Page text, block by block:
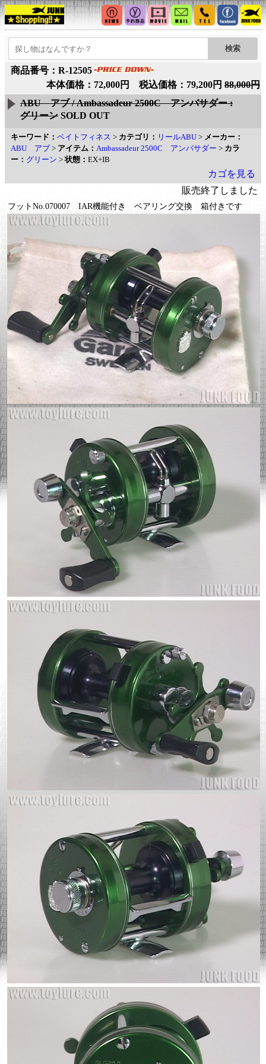
商品番号：R-12505
本体価格：72,000円 税込価格：79,200円 88,000円
ABU アブ / Ambassadeur 2500C アンバサダー :
グリーン SOLD OUT
キーワード： ベイトフィネス > カテゴリ： リールABU > メーカー：
ABU アブ > アイテム： Ambassadeur 2500C アンバサダー > カラ
ー： グリーン >状態： EX+IB
カゴを見る
販売終了しました
フットNo.070007 IAR機能付き ベアリング交換 箱付きです